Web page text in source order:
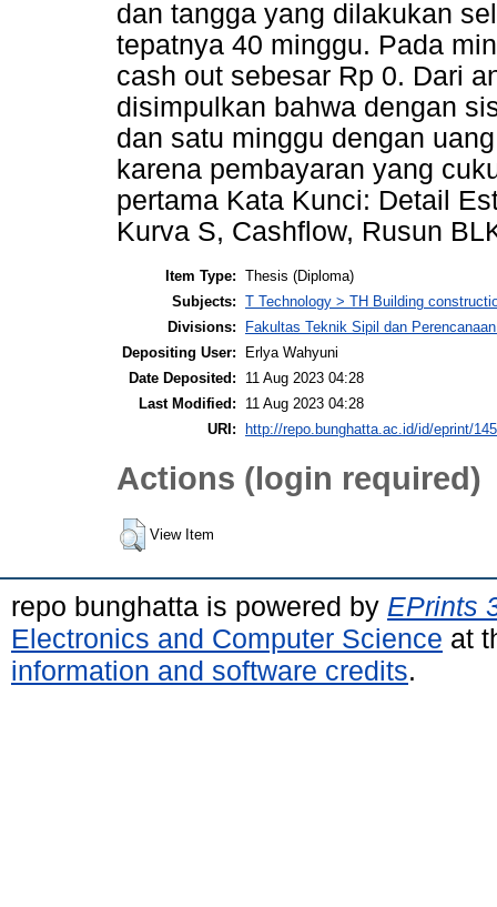
dan tangga yang dilakukan
tepatnya 40 minggu. Pada
cash out sebesar Rp 0. Dari
disimpulkan bahwa dengan
dan satu minggu dengan
karena pembayaran yang
pertama Kata Kunci: Detail
Kurva S, Cashflow, Rusun
Item Type: Thesis (Diploma)
Subjects: T Technology > TH Building
Divisions:
Fakultas Teknik Sipil dan
Depositing User:
Erlya Wahyuni
Date Deposited:
11 Aug 2023 04:28
Last Modified:
11 Aug 2023 04:28
URI:
http://repo.bunghatta.ac.id/id/eprint/
Actions (login required)
View Item
repo bunghatta is powered by EPrints
Electronics and Computer Science at
information and software credits.